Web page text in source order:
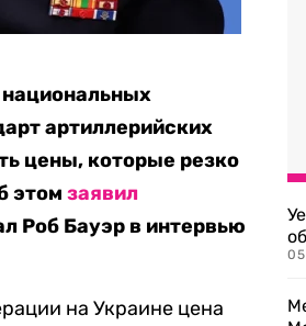
артиллерийских
цены, которые резко
этомзаявил
Роб Бауэр в интервью
на Украине цена